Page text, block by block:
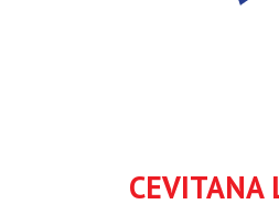
CEVITANA